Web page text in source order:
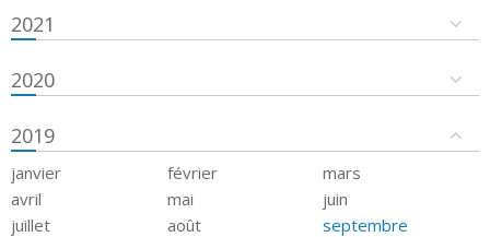
2021
2020
2019
janvier février
mars
avril
mai
juin
juillet
août
septembre